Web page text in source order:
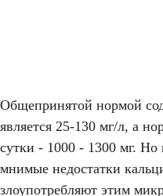
Общепринятой нормой
является 25-130 мг/л, а
сутки - 1000 - 1300 мг.
мнимые недостатки
злоупотребляют этим